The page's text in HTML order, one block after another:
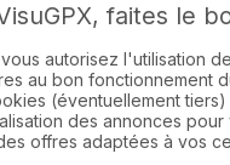
19 km
vert au paysage
de préférence par
de la salle des fêtes
de Pique nique à La
»
faites le
autorisez l'utilisation
au bon fonctionnement
(éventuellement
des annonces pour
offres adaptées à vos